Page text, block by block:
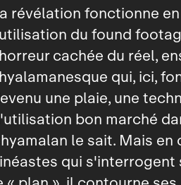
révélation fonctionne
du found
cachée du réel,
qui, ici,
une plaie, une
bon marché
le sait. Mais
qui s'interrogent